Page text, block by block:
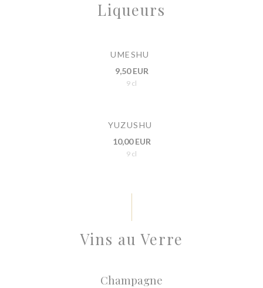
Liqueurs
UMESHU
9,50 EUR
9 cl
YUZUSHU
10,00 EUR
9 cl
Vins au Verre
Champagne